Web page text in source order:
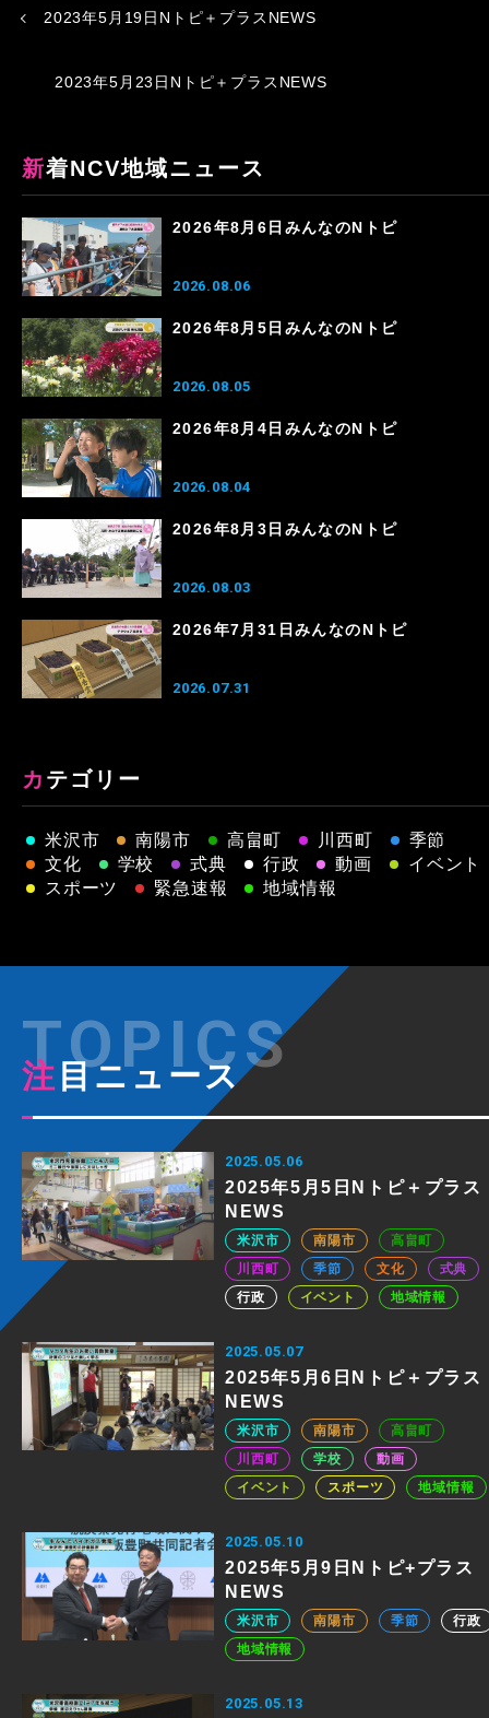
2023年5月19日Nトピ＋プラスNEWS
2023年5月23日Nトピ＋プラスNEWS
新着NCV地域ニュース
2026年8月6日みんなのNトピ
2026.08.06
2026年8月5日みんなのNトピ
2026.08.05
2026年8月4日みんなのNトピ
2026.08.04
2026年8月3日みんなのNトピ
2026.08.03
2026年7月31日みんなのNトピ
2026.07.31
カテゴリー
米沢市 南陽市 高畠町 川西町
季節
文化
学校 式典 行政 動画
イベント
スポーツ
緊急速報 地域情報
注目ニュース
2025.05.06
2025年5月5日Nトピ＋プラス
NEWS
米沢市 南陽市
高畠町
川西町
季節 文化
式典
行政
イベント 地域情報
2025.05.07
2025年5月6日Nトピ＋プラス
NEWS
米沢市 南陽市
高畠町
川西町
学校
動画
イベント
スポーツ 地域情報
2025.05.10
2025年5月9日Nトピ+プラス
NEWS
米沢市 南陽市 季節
行政
地域情報
2025.05.13